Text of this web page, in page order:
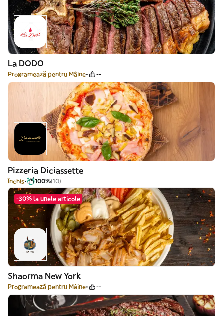
La DODO
Programează pentru Mâine --
Pizzeria Diciassette
Închis 100%(10)
-30% la unele articole
Shaorma New York
Programează pentru Mâine --